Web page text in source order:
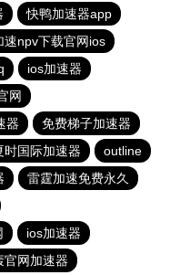
快鸭加速器app
速npv下载官网ios
ios加速器
网
器
免费梯子加速器
时国际加速器
outline
雷霆加速免费永久
ios加速器
官网加速器